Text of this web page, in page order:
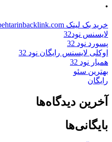
.
خرید بک لینک behtarinbacklink.com
لایسنس نود32
پسورد نود 32
اوکلی لایسنس رایگان نود 32
همیار نود 32
بهترین سئو
رایگان
آخرین دیدگاه‌ها
بایگانی‌ها